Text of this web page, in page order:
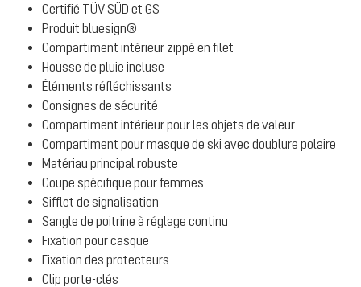
Certifié TÜV SÜD et GS
Produit bluesign®
Compartiment intérieur zippé en filet
Housse de pluie incluse
Éléments réfléchissants
Consignes de sécurité
Compartiment intérieur pour les objets de valeur
Compartiment pour masque de ski avec doublure polaire
Matériau principal robuste
Coupe spécifique pour femmes
Sifflet de signalisation
Sangle de poitrine à réglage continu
Fixation pour casque
Fixation des protecteurs
Clip porte-clés